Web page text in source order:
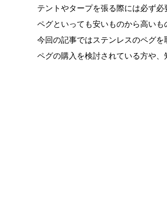
テントやタープを張る際には必ず必
ペグといっても安いものから高いも
今回の記事ではステンレスのペグを
ペグの購入を検討されている方や、